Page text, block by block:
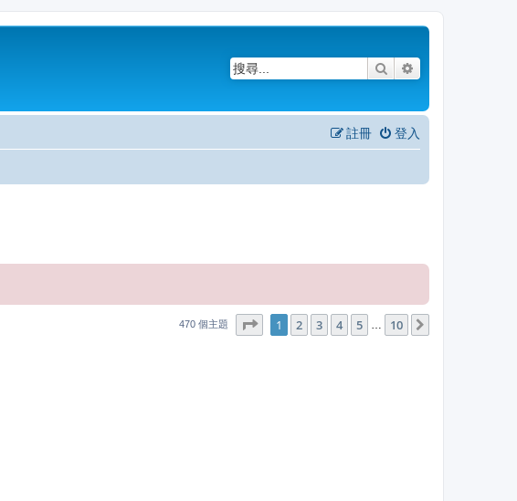
搜尋
登入
註冊
470 個主題 1 頁 (共 10頁)
1 2 3 4 5 … 10